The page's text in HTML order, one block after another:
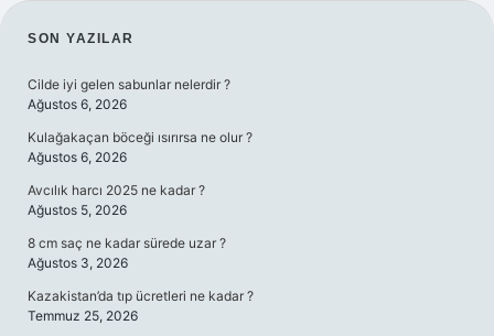
SIDEBAR
SON YAZILAR
Cilde iyi gelen sabunlar nelerdir ?
Ağustos 6, 2026
Kulağakaçan böceği ısırırsa ne olur ?
Ağustos 6, 2026
Avcılık harcı 2025 ne kadar ?
Ağustos 5, 2026
8 cm saç ne kadar sürede uzar ?
Ağustos 3, 2026
Kazakistan’da tıp ücretleri ne kadar ?
Temmuz 25, 2026